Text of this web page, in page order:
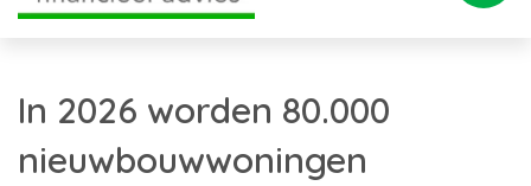
In 2026 worden 80.000
nieuwbouwwoningen